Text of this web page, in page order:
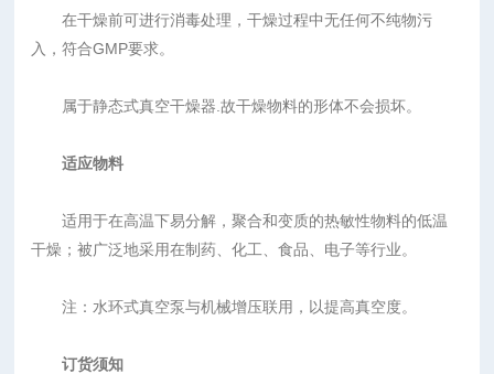
在干燥前可进行消毒处理，干燥过程中无任何不纯物污
入，符合GMP要求。
属于静态式真空干燥器.故干燥物料的形体不会损坏。
适应物料
适用于在高温下易分解，聚合和变质的热敏性物料的低温
干燥；被广泛地采用在制药、化工、食品、电子等行业。
注：水环式真空泵与机械增压联用，以提高真空度。
订货须知